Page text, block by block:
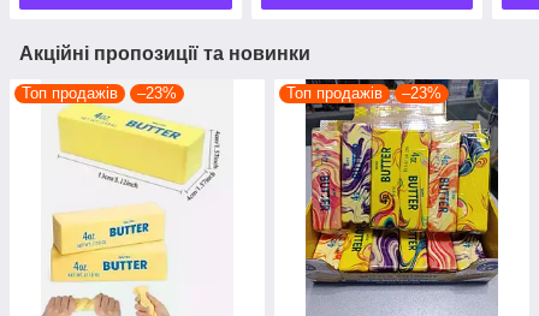
Акційні пропозиції та новинки
Топ продажів –23% Топ продажів –23%